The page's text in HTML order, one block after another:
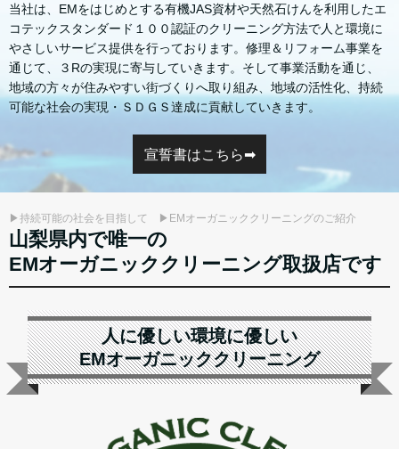
当社は、EMをはじめとする有機JAS資材や天然石けんを利用したエ
コテックスタンダード１００認証のクリーニング方法で人と環境に
やさしいサービス提供を行っております。修理＆リフォーム事業を
通じて、３Rの実現に寄与していきます。そして事業活動を通じ、
地域の方々が住みやすい街づくりへ取り組み、地域の活性化、持続
可能な社会の実現・ＳＤＧＳ達成に貢献していきます。
宣誓書はこちら➡
▶持続可能の社会を目指して ▶EMオーガニッククリーニングのご紹介
山梨県内で唯一の
EMオーガニッククリーニング取扱店です
人に優しい環境に優しい
EMオーガニッククリーニング